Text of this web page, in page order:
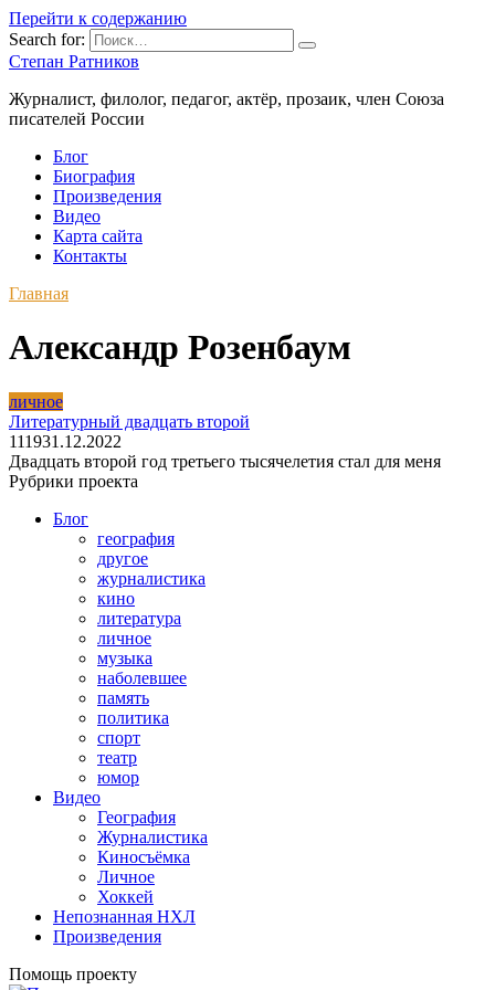
Перейти к содержанию
Search for:
Степан Ратников
Журналист, филолог, педагог, актёр, прозаик, член Союза
писателей России
Блог
Биография
Произведения
Видео
Карта сайта
Контакты
Главная
Александр Розенбаум
личное
Литературный двадцать второй
111931.12.2022
Двадцать второй год третьего тысячелетия стал для меня
Рубрики проекта
Блог
география
другое
журналистика
кино
литература
личное
музыка
наболевшее
память
политика
спорт
театр
юмор
Видео
География
Журналистика
Киносъёмка
Личное
Хоккей
Непознанная НХЛ
Произведения
Помощь проекту